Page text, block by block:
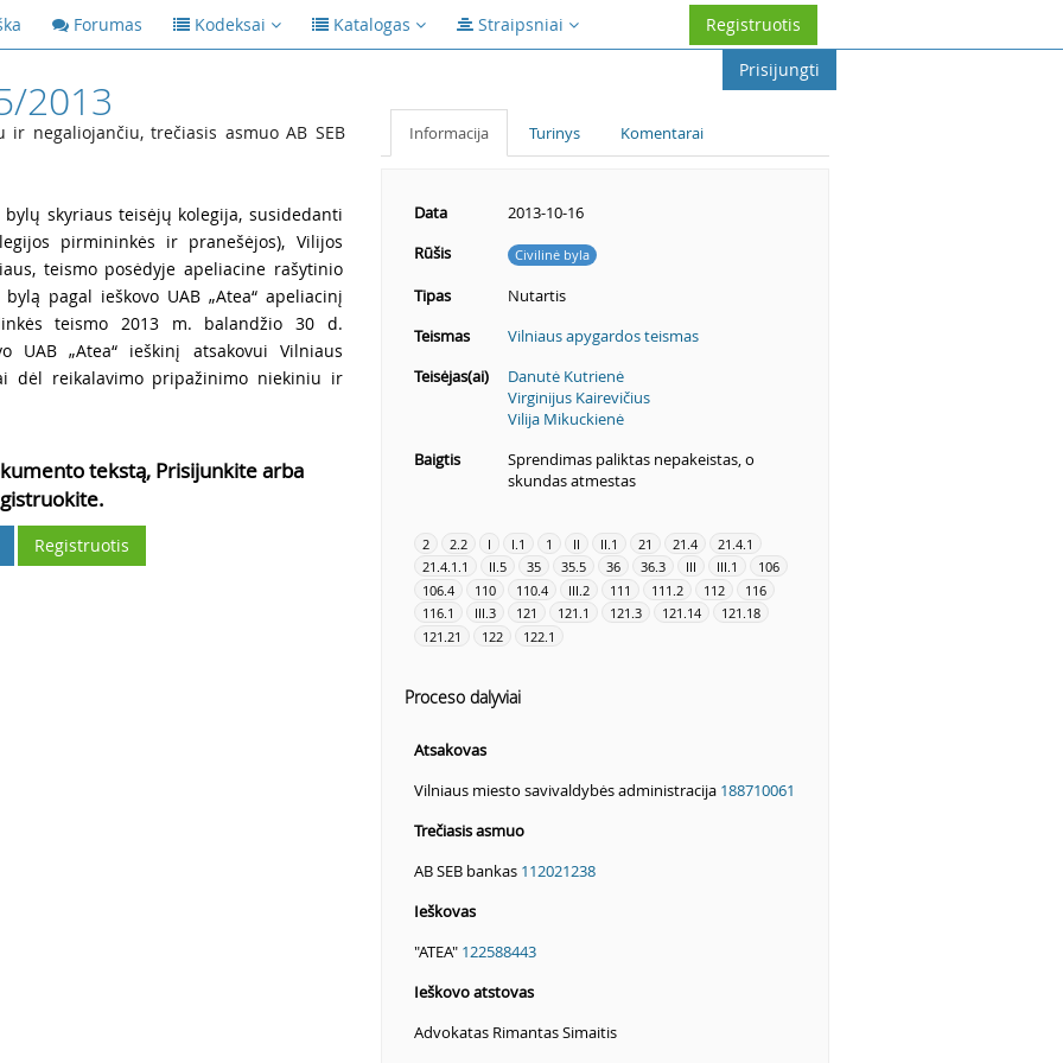
Forumas Kodeksai Katalogas Straipsniai
Registruotis
Prisijungti
2013
negaliojančiu, trečiasis asmuo AB SEB
skyriaus teisėjų kolegija, susidedanti
pirmininkės ir pranešėjos), Vilijos
teismo posėdyje apeliacine rašytinio
pagal ieškovo UAB „Atea“ apeliacinį
teismo 2013 m. balandžio 30 d.
UAB „Atea“ ieškinį atsakovui Vilniaus
dėl reikalavimo pripažinimo niekiniu ir
tekstą, Prisijunkite arba
Registruotis
Informacija Turinys Komentarai
Data
2013-10-16
Rūšis
Civilinė byla
Tipas
Nutartis
Teismas
Vilniaus apygardos teismas
Teisėjas(ai)
Danutė Kutrienė
Virginijus Kairevičius
Vilija Mikuckienė
Baigtis
Sprendimas paliktas nepakeistas, o
skundas atmestas
2 2.2 I I.1 1 II II.1 21 21.4
21.4.1
21.4.1.1
II.5 35 35.5 36 36.3 III III.1
106
106.4
110 110.4 III.2 111 111.2 112
116
116.1
III.3 121 121.1 121.3 121.14
121.18
121.21
122 122.1
Proceso dalyviai
Atsakovas
Vilniaus miesto savivaldybės administracija 188710061
Trečiasis asmuo
AB SEB bankas 112021238
Ieškovas
"ATEA" 122588443
Ieškovo atstovas
Advokatas Rimantas Simaitis